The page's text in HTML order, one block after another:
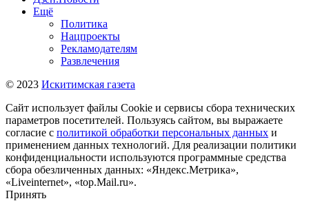
Ещё
Политика
Нацпроекты
Рекламодателям
Развлечения
© 2023 Искитимская газета
Сайт использует файлы Cookie и сервисы сбора технических
параметров посетителей. Пользуясь сайтом, вы выражаете
согласие с политикой обработки персональных данных и
применением данных технологий. Для реализации политики
конфиденциальности используются программные средства
сбора обезличенных данных: «Яндекс.Метрика»,
«Liveinternet», «top.Mail.ru».
Принять